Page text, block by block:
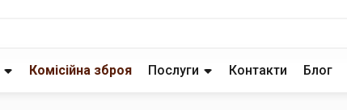
Комісійна зброя Послуги Контакти Блог